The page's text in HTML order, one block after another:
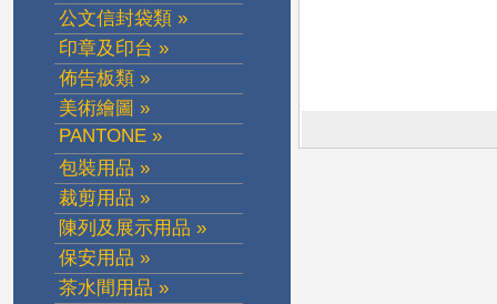
公文信封袋類 »
印章及印台 »
佈告板類 »
美術繪圖 »
PANTONE »
包裝用品 »
裁剪用品 »
陳列及展示用品 »
保安用品 »
茶水間用品 »